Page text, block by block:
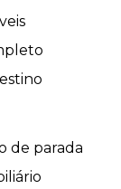
de parada